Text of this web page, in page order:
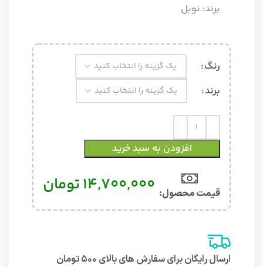
برند: نوبل
رنگ
برند
افزودن به سبد خرید
قیمت محصول:​ 14,700,000تومان
ارسال رایگان برای سفارش های بالای ۵۰۰ تومان